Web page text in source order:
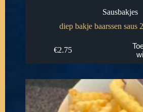
Sausbakjes
diep bakje baarssen saus
€2.75